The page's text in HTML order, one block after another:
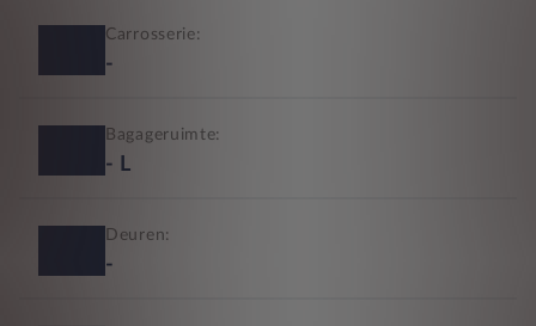
Carrosserie:
-
Bagageruimte:
- L
Deuren:
-